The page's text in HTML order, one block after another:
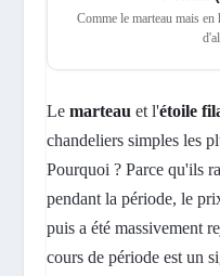
Comme le marteau mais
Le marteau et l'étoile
chandeliers simples les
Pourquoi ? Parce qu'ils
pendant la période, le
puis a été massivement
cours de période est un